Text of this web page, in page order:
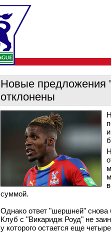
Новые предложения
отклонены
суммой.
Однако ответ "шершней"
Клуб с "Викаридж Роуд" не
у которого остается еще